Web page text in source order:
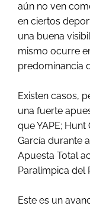
aún no ven
en ciertos
una buena
mismo ocurre
predominancia
Existen casos,
una fuerte
que YAPE;
García durante
Apuesta Total
Paralímpica del
Este es un